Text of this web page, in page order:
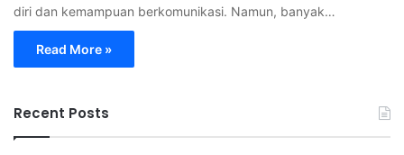
diri dan kemampuan berkomunikasi. Namun, banyak…
Read More »
Recent Posts